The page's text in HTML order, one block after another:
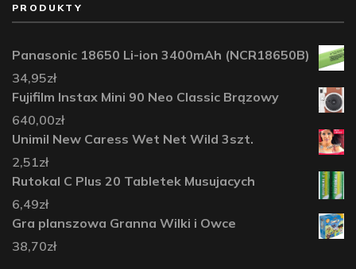
PRODUKTY
Panasonic 18650 Li-ion 3400mAh (NCR18650B)
34,95zł
Fujifilm Instax Mini 90 Neo Classic Brązowy
640,00zł
Unimil New Caress Wet Net Wild 3szt.
2,51zł
Rutokal C Plus 20 Tabletek Musujacych
6,49zł
Gra planszowa Granna Wilki i Owce
38,70zł